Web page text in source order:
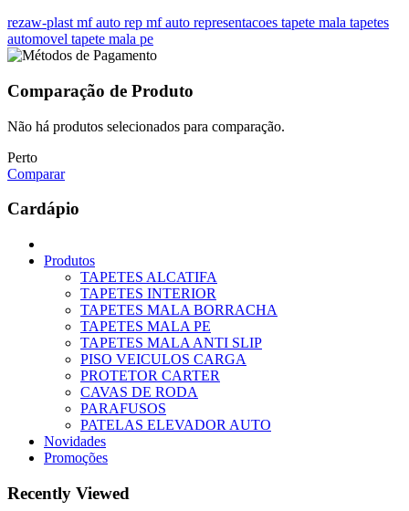
rezaw-plast mf auto rep mf auto representacoes tapete mala tapetes
automovel tapete mala pe
Comparação de Produto
Não há produtos selecionados para comparação.
Perto
Comparar
Cardápio
Produtos
TAPETES ALCATIFA
TAPETES INTERIOR
TAPETES MALA BORRACHA
TAPETES MALA PE
TAPETES MALA ANTI SLIP
PISO VEICULOS CARGA
PROTETOR CARTER
CAVAS DE RODA
PARAFUSOS
PATELAS ELEVADOR AUTO
Novidades
Promoções
Recently Viewed